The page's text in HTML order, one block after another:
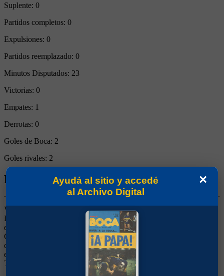
Suplente: 0
Partidos completos: 0
Expulsiones: 0
Partidos reemplazado: 0
Minutos Disputados: 23
Victorias: 0
Empates: 1
Derrotas: 0
Goles de Boca: 2
Goles rivales: 2
Biografía de Marcos Marcelo Tejera
Volante Ofensivo. Un uruguayo de gran talento, idolatrado en
Defensor Sporting. Se dio a conocer en un preolímpico en 1992 en
el que la rompió con la Selección Uruguaya. Eso le valió un pase al
Cagliari pero no jugó demasiado, por lo que terminó llegando al
club. Tampoco en Boca lograría un lugar, así que siguió su carrera
en Logroñés, retornando a Defensor en 2000. Pasó también por Los
Tecos de México, Peñarol, Southampton de Inglaterra y Nacional.
×
Ayudá al sitio y accedé
al Archivo Digital